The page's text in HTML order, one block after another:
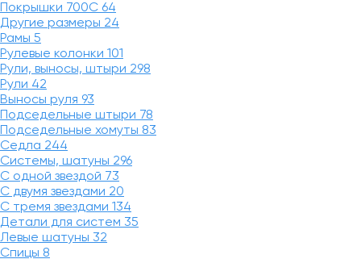
Покрышки 700C 64
Другие размеры 24
Рамы 5
Рулевые колонки 101
Рули, выносы, штыри 298
Рули 42
Выносы руля 93
Подседельные штыри 78
Подседельные хомуты 83
Седла 244
Системы, шатуны 296
С одной звездой 73
С двумя звездами 20
С тремя звездами 134
Детали для систем 35
Левые шатуны 32
Спицы 8